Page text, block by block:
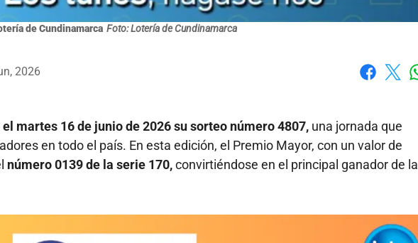
de Cundinamarca Foto: Lotería de Cundinamarca
2026
martes 16 de junio de 2026 su sorteo número 4807, una jornada que
en todo el país. En esta edición, el Premio Mayor, con un valor de
número 0139 de la serie 170,convirtiéndose en el principal ganador de la